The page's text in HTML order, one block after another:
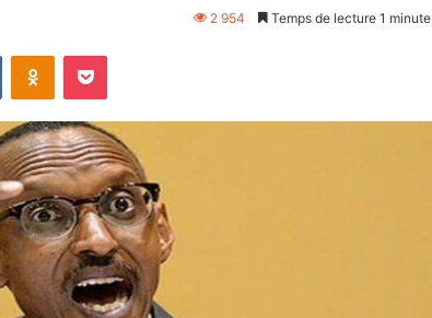
2 954 Temps de lecture 1 minute
VKontakteOdnoklassniki
Pocket